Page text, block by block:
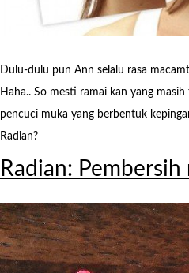
Dulu-dulu pun Ann selalu rasa
Haha.. So mesti ramai kan yang
pencuci muka yang berbentuk
Radian?
Radian: Pembersih